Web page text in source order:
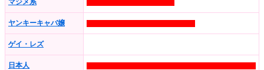
マジメ系
ヤンキーキャバ嬢
ゲイ・レズ
日本人